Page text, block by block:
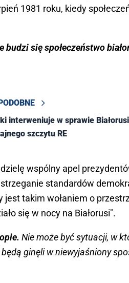
1981 roku, kiedy
budzi się społeczeństwo
interweniuje w sprawie
szczytu RE
wspólny apel
standardów
jest takim wołaniem o
się w nocy na Białorusi".
Nie może być sytuacji, w
ginęli w niewyjaśniony